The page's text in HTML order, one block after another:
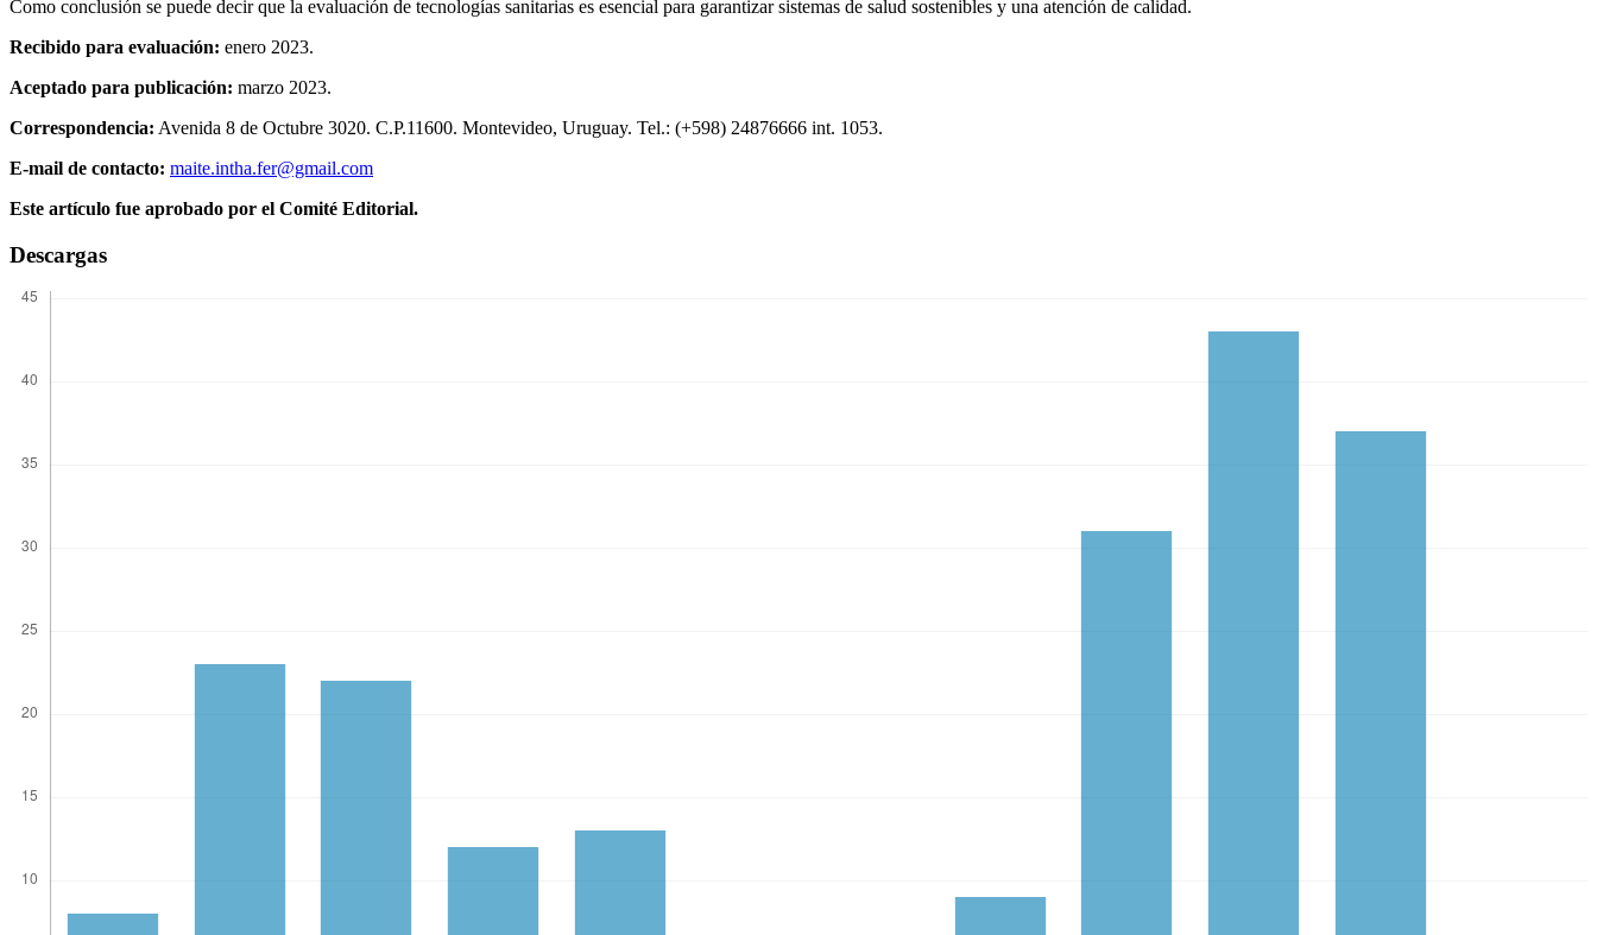
Como conclusión se puede decir que la evaluación de tecnologías sanitarias es esencial para garantizar sistemas de salud sostenibles y una atención de calidad.
Recibido para evaluación: enero 2023.
Aceptado para publicación: marzo 2023.
Correspondencia: Avenida 8 de Octubre 3020. C.P.11600. Montevideo, Uruguay. Tel.: (+598) 24876666 int. 1053.
E-mail de contacto: maite.intha.fer@gmail.com
Este artículo fue aprobado por el Comité Editorial.
Descargas